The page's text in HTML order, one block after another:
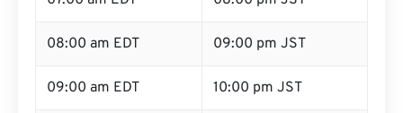
08:00 am EDT 09:00 pm JST
09:00 am EDT 10:00 pm JST